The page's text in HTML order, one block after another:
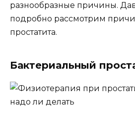
разнообразные причины.
подробно рассмотрим
простатита.
Бактериальный